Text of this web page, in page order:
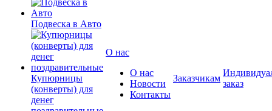
Подвеска в Авто
Купюрницы
(конверты) для
денег
О нас
О нас
Новости
Контакты
Заказчикам
заказ